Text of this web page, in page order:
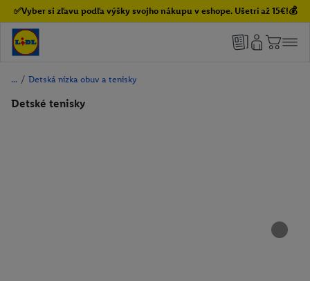
✅Vyber si zľavu podľa výšky svojho nákupu v eshope. Ušetri až 15€!💰
/ Detská nízka obuv a tenisky
Detské tenisky